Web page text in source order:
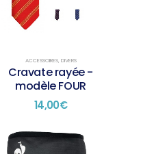
ACCESSOIRES, DIVERS
Cravate rayée -
modèle FOUR
14,00€
produit
produit